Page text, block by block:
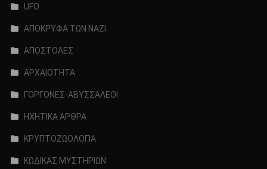
UFO
ΑΠΟΚΡΥΦΑ ΤΩΝ ΝΑΖΙ
ΑΠΟΣΤΟΛΕΣ
ΑΡΧΑΙΟΤΗΤΑ
ΓΟΡΓΟΝΕΣ-ΑΒΥΣΣΑΛΕΟΙ
ΗΧΗΤΙΚΑ ΑΡΘΡΑ
ΚΡΥΠΤΟΖΩΟΛΟΓΙΑ
ΚΩΔΙΚΑΣ ΜΥΣΤΗΡΙΩΝ